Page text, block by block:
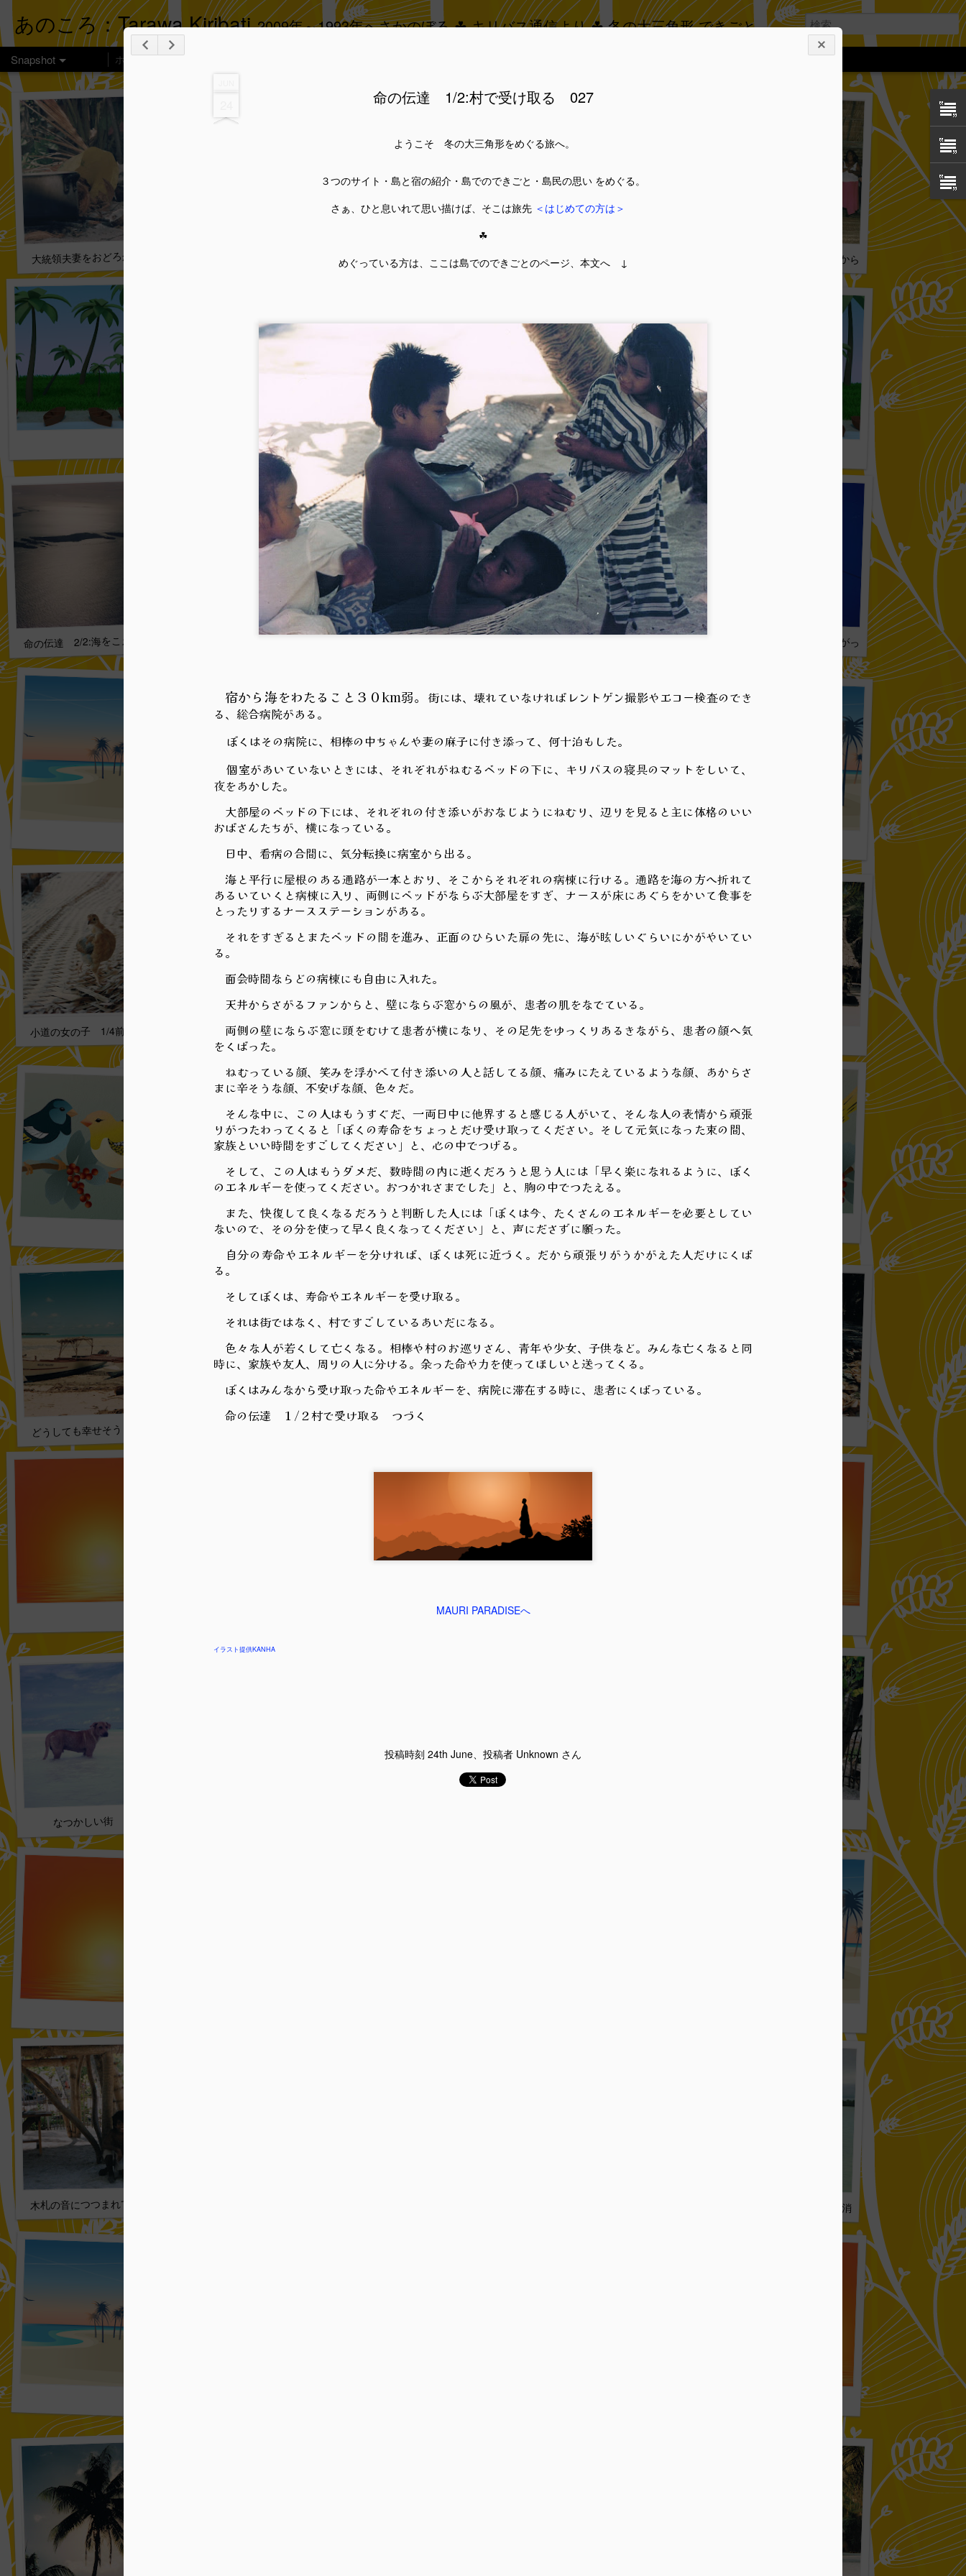
命の伝達 1/2:村で受け取る 027
ようこそ 冬の大三角形をめぐる旅へ。
３つのサイト・島と宿の紹介・島でのできごと・島民の思い をめぐる。
さぁ、ひと息いれて思い描けば、そこは旅先 ＜はじめての方は＞
☘
めぐっている方は、ここは島でのできごとのページ、本文へ ↓
宿から海をわたること３０km弱。 街には、壊れていなければレントゲン撮影やエコー検査のでき
る、総合病院がある。
ぼくはその病院に、相棒の中ちゃんや妻の麻子に付き添って、何十泊もした。
個室があいていないときには、それぞれがねむるベッドの下に、キリバスの寝具のマットをしいて、
夜をあかした。
大部屋のベッドの下には、それぞれの付き添いがおなじようにねむり、辺りを見ると主に体格のいい
おばさんたちが、横になっている。
日中、看病の合間に、気分転換に病室から出る。
海と平行に屋根のある通路が一本とおり、そこからそれぞれの病棟に行ける。通路を海の方へ折れて
あるいていくと病棟に入り、両側にベッドがならぶ大部屋をすぎ、ナースが床にあぐらをかいて食事を
とったりするナースステーションがある。
それをすぎるとまたベッドの間を進み、正面のひらいた扉の先に、海が眩しいぐらいにかがやいてい
る。
面会時間ならどの病棟にも自由に入れた。
天井からさがるファンからと、壁にならぶ窓からの風が、患者の肌をなでている。
両側の壁にならぶ窓に頭をむけて患者が横になり、その足先をゆっくりあるきながら、患者の顔へ気
をくばった。
ねむっている顔、笑みを浮かべて付き添いの人と話してる顔、痛みにたえているような顔、あからさ
まに辛そうな顔、不安げな顔、色々だ。
そんな中に、この人はもうすぐだ、一両日中に他界すると感じる人がいて、そんな人の表情から頑張
りがつたわってくると「ぼくの寿命をちょっとだけ受け取ってください。そして元気になった束の間、
家族といい時間をすごしてください」と、心の中でつげる。
そして、この人はもうダメだ、数時間の内に逝くだろうと思う人には「早く楽になれるように、ぼく
のエネルギーを使ってください。おつかれさまでした」と、胸の中でつたえる。
また、快復して良くなるだろうと判断した人には「ぼくは今、たくさんのエネルギーを必要としてい
ないので、その分を使って早く良くなってください」と、声にださずに願った。
自分の寿命やエネルギーを分ければ、ぼくは死に近づく。だから頑張りがうかがえた人だけにくば
る。
そしてぼくは、寿命やエネルギーを受け取る。
それは街ではなく、村ですごしているあいだになる。
色々な人が若くして亡くなる。相棒や村のお巡りさん、青年や少女、子供など。みんな亡くなると同
時に、家族や友人、周りの人に分ける。余った命や力を使ってほしいと送ってくる。
ぼくはみんなから受け取った命やエネルギーを、病院に滞在する時に、患者にくばっている。
命の伝達 １/２村で受け取る つづく
MAURI PARADISEへ
イラスト提供KANHA
投稿時刻 24th June、投稿者 Unknown さん
あのころ：Tarawa Kiribati 2009年～1993年へさかのぼる ☘ キリバス通信より ☘ 冬の大三角形 できごと
Snapshot ホーム 楽しみ方
大統領夫妻をおどろかす 033 犬を食う 3/3:後ろめたさから 031
犬を食う 2/3:孤独 030 犬を食う 1/3:味付けは海 029
命の伝達 2/2:海をこえて 028 小道の女の子 4/4:まいあがった空 026
小道の女の子 1/4前代未聞 023 現実を失った海 022 ひとり勝負 021
最低限の動きでする 020 どうしても幸せそう 2/2:肉体をコントロール 019
どうしても幸せそう 1/2:高貴な最後 018 ぼくのステキなおばさん 017
なつかしい街 013
木札の音につつまれて 4/5:次の宿は建てたが･･････ 008 木札の音につつまれて 2/5:消えていった初心 006